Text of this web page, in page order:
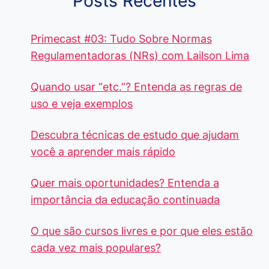
Primecast #03: Tudo Sobre Normas
Regulamentadoras (NRs) com Lailson Lima
Quando usar “etc.”? Entenda as regras de
uso e veja exemplos
Descubra técnicas de estudo que ajudam
você a aprender mais rápido
Quer mais oportunidades? Entenda a
importância da educação continuada
O que são cursos livres e por que eles estão
cada vez mais populares?